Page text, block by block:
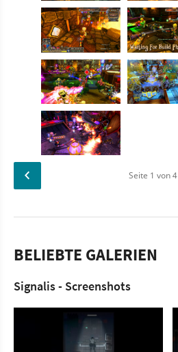
Seite 1 von 4
BELIEBTE GALERIEN
Signalis - Screenshots